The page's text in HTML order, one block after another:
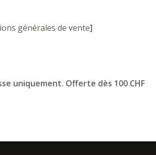
générales de vente]
uniquement. Offerte dès 100 CHF